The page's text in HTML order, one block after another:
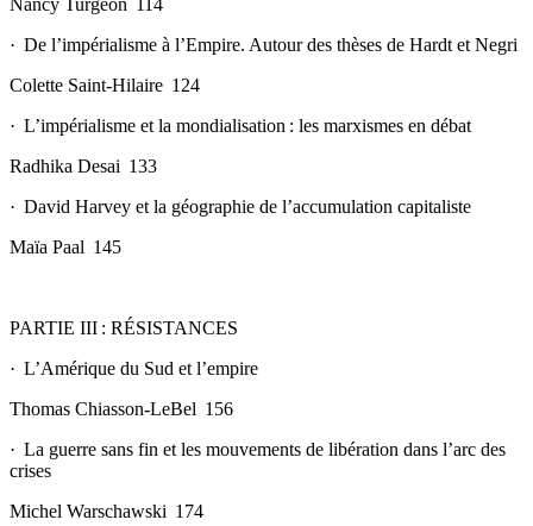
Nancy Turgeon 114
· De l’impérialisme à l’Empire. Autour des thèses de Hardt et Negri
Colette Saint-Hilaire 124
· L’impérialisme et la mondialisation : les marxismes en débat
Radhika Desai 133
· David Harvey et la géographie de l’accumulation capitaliste
Maïa Paal 145
PARTIE III : RÉSISTANCES
· L’Amérique du Sud et l’empire
Thomas Chiasson-LeBel 156
· La guerre sans fin et les mouvements de libération dans l’arc des
crises
Michel Warschawski 174